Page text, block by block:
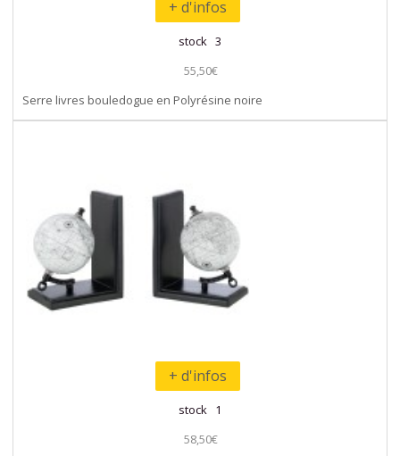
+ d'infos
stock 3
55,50€
Serre livres bouledogue en Polyrésine noire
+ d'infos
stock 1
58,50€